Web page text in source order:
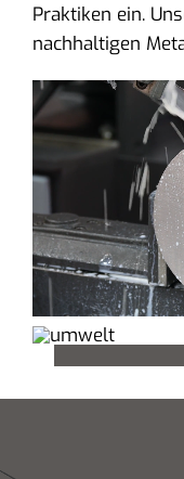
Praktiken ein.
nachhaltigen